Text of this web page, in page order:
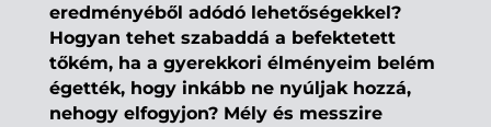
eredményéből adódó lehetőségekkel?
Hogyan tehet szabaddá a befektetett
tőkém, ha a gyerekkori élményeim belém
égették, hogy inkább ne nyúljak hozzá,
nehogy elfogyjon? Mély és messzire